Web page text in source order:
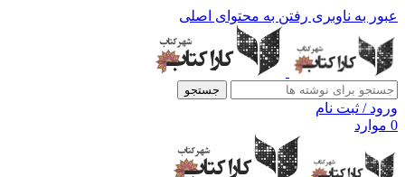
عبور به ناوبری رفتن به محتوای اصلی
جستجو
ورود / ثبت نام
0 موارد